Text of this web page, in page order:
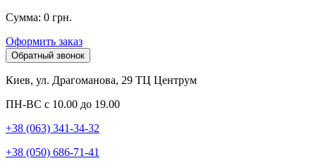
Сумма: 0 грн.
Оформить заказ
Обратный звонок
Киев, ул. Драгоманова, 29 ТЦ Центрум
ПН-ВС с 10.00 до 19.00
+38 (063) 341-34-32
+38 (050) 686-71-41